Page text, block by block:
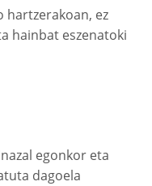
hartzerakoan, ez
hainbat eszenatoki
egonkor eta
dagoela